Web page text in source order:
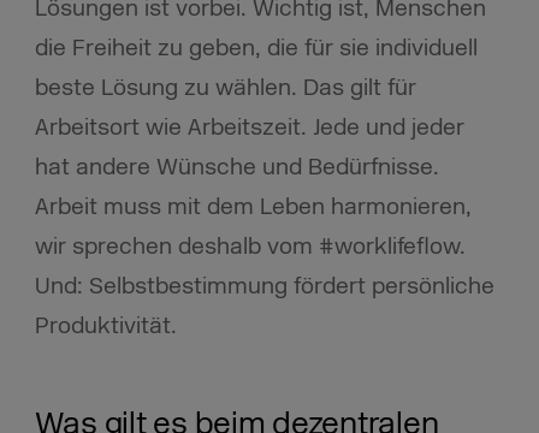
Lösungen ist vorbei. Wichtig ist, Menschen
die Freiheit zu geben, die für sie individuell
beste Lösung zu wählen. Das gilt für
Arbeitsort wie Arbeitszeit. Jede und jeder
hat andere Wünsche und Bedürfnisse.
Arbeit muss mit dem Leben harmonieren,
wir sprechen deshalb vom #worklifeflow.
Und: Selbstbestimmung fördert persönliche
Produktivität.
Was gilt es beim dezentralen